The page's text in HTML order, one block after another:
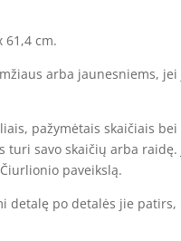
61,4 cm.
arba jaunesniems,
pažymėtais skaičiais
savo skaičių arba raidę.
paveikslą.
detalę po detalės jie patirs,